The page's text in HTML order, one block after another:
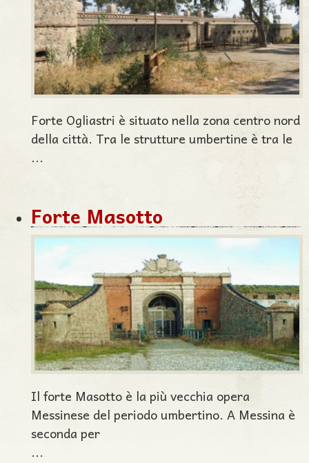
Forte Ogliastri è situato nella zona centro nord
della città. Tra le strutture umbertine è tra le
...
Forte Masotto
Il forte Masotto è la più vecchia opera
Messinese del periodo umbertino. A Messina è
seconda per
...